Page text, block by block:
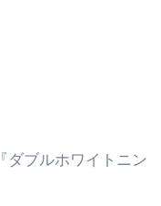
ダブルホワイトニン